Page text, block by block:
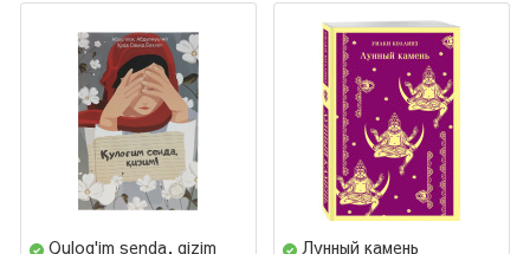
Qulog'im senda, qizim Лунный камень